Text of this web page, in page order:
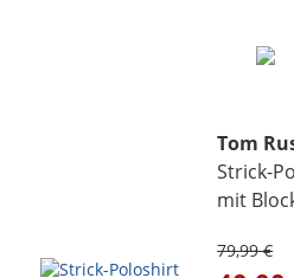
Tom
Strick-
mit
79,99 €